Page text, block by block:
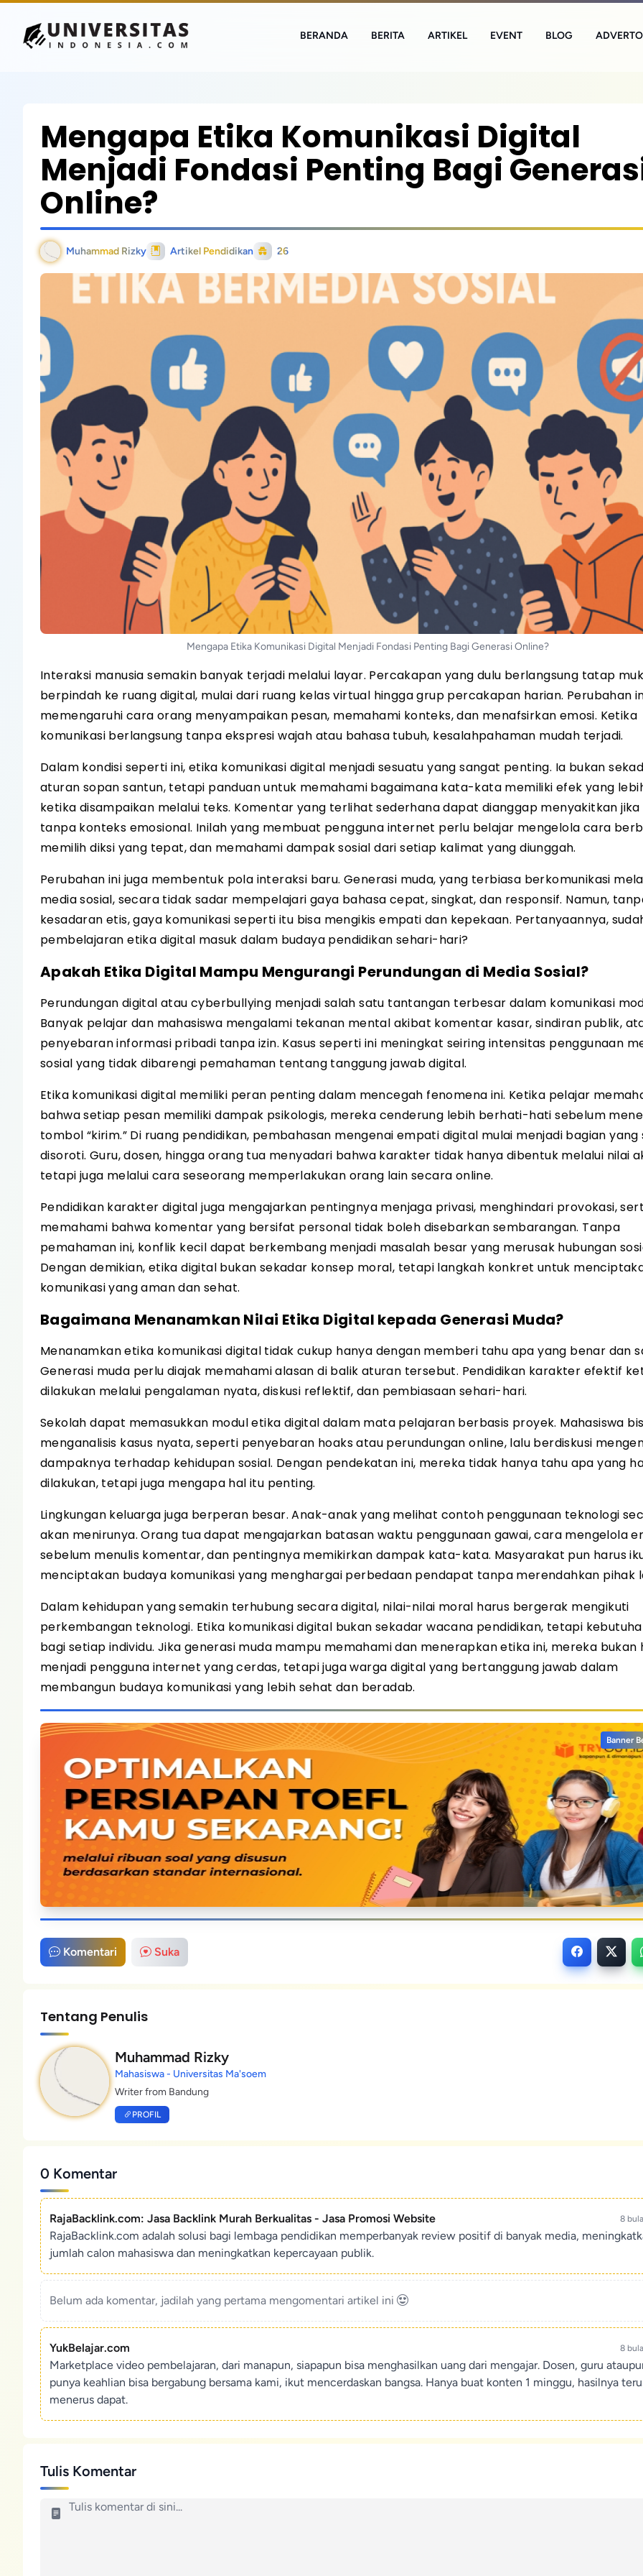
BERANDA BERITA ARTIKEL EVENT BLOG
Mengapa Etika Komunikasi Digital
Menjadi Fondasi Penting Bagi
Online?
Muhammad Rizky Artikel Pendidikan 26
Mengapa Etika Komunikasi Digital Menjadi Fondasi Penting Bagi Generasi Online?
Interaksi manusia semakin banyak terjadi melalui layar. Percakapan yang dulu berlangsung tatap
berpindah ke ruang digital, mulai dari ruang kelas virtual hingga grup percakapan harian. Perubahan
memengaruhi cara orang menyampaikan pesan, memahami konteks, dan menafsirkan emosi. Ketika
komunikasi berlangsung tanpa ekspresi wajah atau bahasa tubuh, kesalahpahaman mudah terjadi.
Dalam kondisi seperti ini, etika komunikasi digital menjadi sesuatu yang sangat penting. Ia bukan
aturan sopan santun, tetapi panduan untuk memahami bagaimana kata-kata memiliki efek yang
ketika disampaikan melalui teks. Komentar yang terlihat sederhana dapat dianggap menyakitkan
tanpa konteks emosional. Inilah yang membuat pengguna internet perlu belajar mengelola cara
memilih diksi yang tepat, dan memahami dampak sosial dari setiap kalimat yang diunggah.
Perubahan ini juga membentuk pola interaksi baru. Generasi muda, yang terbiasa berkomunikasi
media sosial, secara tidak sadar mempelajari gaya bahasa cepat, singkat, dan responsif. Namun,
kesadaran etis, gaya komunikasi seperti itu bisa mengikis empati dan kepekaan. Pertanyaannya,
pembelajaran etika digital masuk dalam budaya pendidikan sehari-hari?
Apakah Etika Digital Mampu Mengurangi Perundungan di Media Sosial?
Perundungan digital atau cyberbullying menjadi salah satu tantangan terbesar dalam komunikasi
Banyak pelajar dan mahasiswa mengalami tekanan mental akibat komentar kasar, sindiran publik,
penyebaran informasi pribadi tanpa izin. Kasus seperti ini meningkat seiring intensitas penggunaan
sosial yang tidak dibarengi pemahaman tentang tanggung jawab digital.
Etika komunikasi digital memiliki peran penting dalam mencegah fenomena ini. Ketika pelajar
bahwa setiap pesan memiliki dampak psikologis, mereka cenderung lebih berhati-hati sebelum
tombol “kirim.” Di ruang pendidikan, pembahasan mengenai empati digital mulai menjadi bagian yang
disoroti. Guru, dosen, hingga orang tua menyadari bahwa karakter tidak hanya dibentuk melalui nilai
tetapi juga melalui cara seseorang memperlakukan orang lain secara online.
Pendidikan karakter digital juga mengajarkan pentingnya menjaga privasi, menghindari provokasi,
memahami bahwa komentar yang bersifat personal tidak boleh disebarkan sembarangan. Tanpa
pemahaman ini, konflik kecil dapat berkembang menjadi masalah besar yang merusak hubungan
Dengan demikian, etika digital bukan sekadar konsep moral, tetapi langkah konkret untuk
komunikasi yang aman dan sehat.
Bagaimana Menanamkan Nilai Etika Digital kepada Generasi Muda?
Menanamkan etika komunikasi digital tidak cukup hanya dengan memberi tahu apa yang benar dan
Generasi muda perlu diajak memahami alasan di balik aturan tersebut. Pendidikan karakter efektif
dilakukan melalui pengalaman nyata, diskusi reflektif, dan pembiasaan sehari-hari.
Sekolah dapat memasukkan modul etika digital dalam mata pelajaran berbasis proyek. Mahasiswa
menganalisis kasus nyata, seperti penyebaran hoaks atau perundungan online, lalu berdiskusi
dampaknya terhadap kehidupan sosial. Dengan pendekatan ini, mereka tidak hanya tahu apa yang
dilakukan, tetapi juga mengapa hal itu penting.
Lingkungan keluarga juga berperan besar. Anak-anak yang melihat contoh penggunaan teknologi
akan menirunya. Orang tua dapat mengajarkan batasan waktu penggunaan gawai, cara mengelola
sebelum menulis komentar, dan pentingnya memikirkan dampak kata-kata. Masyarakat pun harus
menciptakan budaya komunikasi yang menghargai perbedaan pendapat tanpa merendahkan pihak
Dalam kehidupan yang semakin terhubung secara digital, nilai-nilai moral harus bergerak mengikuti
perkembangan teknologi. Etika komunikasi digital bukan sekadar wacana pendidikan, tetapi
bagi setiap individu. Jika generasi muda mampu memahami dan menerapkan etika ini, mereka bukan
menjadi pengguna internet yang cerdas, tetapi juga warga digital yang bertanggung jawab dalam
membangun budaya komunikasi yang lebih sehat dan beradab.
Banner
Komentari Suka
Tentang Penulis
Muhammad Rizky
Mahasiswa - Universitas Ma'soem
Writer from Bandung
PROFIL
0 Komentar
RajaBacklink.com: Jasa Backlink Murah Berkualitas - Jasa Promosi Website 8
RajaBacklink.com adalah solusi bagi lembaga pendidikan memperbanyak review positif di banyak media,
jumlah calon mahasiswa dan meningkatkan kepercayaan publik.
Belum ada komentar, jadilah yang pertama mengomentari artikel ini
YukBelajar.com 8
Marketplace video pembelajaran, dari manapun, siapapun bisa menghasilkan uang dari mengajar. Dosen, guru
punya keahlian bisa bergabung bersama kami, ikut mencerdaskan bangsa. Hanya buat konten 1 minggu, hasilnya
menerus dapat.
Tulis Komentar